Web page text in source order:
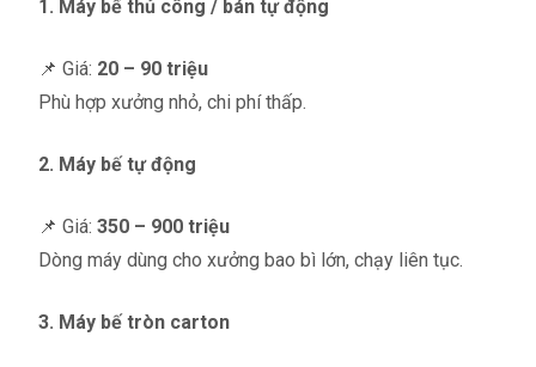
1. Máy bế thủ công / bán tự động
📌 Giá: 20 – 90 triệu
Phù hợp xưởng nhỏ, chi phí thấp.
2. Máy bế tự động
📌 Giá: 350 – 900 triệu
Dòng máy dùng cho xưởng bao bì lớn, chạy liên tục.
3. Máy bế tròn carton